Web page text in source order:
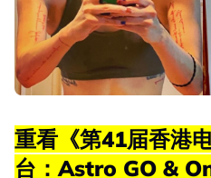
重看《第41届香港
台：Astro GO &